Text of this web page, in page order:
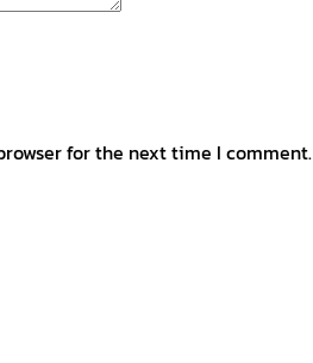
for the next time I comment.